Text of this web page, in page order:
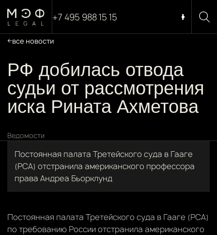
+7 495 988 15 15
все новости
РФ добилась отвода
судьи от рассмотрения
иска Рината Ахметова
Ведомости
Постоянная палата Третейского суда в Гааге
(PCA) отстранила американского профессора
права Андреа Бьорклунд
Постоянная палата Третейского суда в Гааге (PCA)
по требованию России отстранила американского